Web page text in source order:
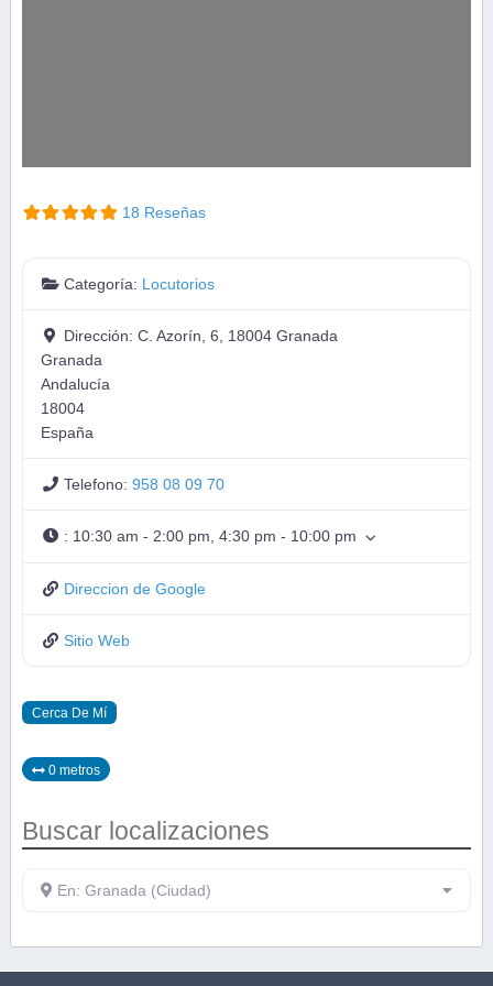
18 Reseñas
Categoría: Locutorios
Dirección:C. Azorín, 6, 18004 Granada
Granada
Andalucía
18004
España
Telefono:958 08 09 70
: 10:30 am - 2:00 pm, 4:30 pm - 10:00 pm
Direccion de Google
Sitio Web
Cerca De Mí
0 metros
Buscar localizaciones
En: Granada (Ciudad)